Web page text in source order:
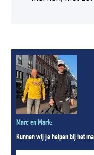
Marc en Mark:
Kunnen wij je helpen bij het